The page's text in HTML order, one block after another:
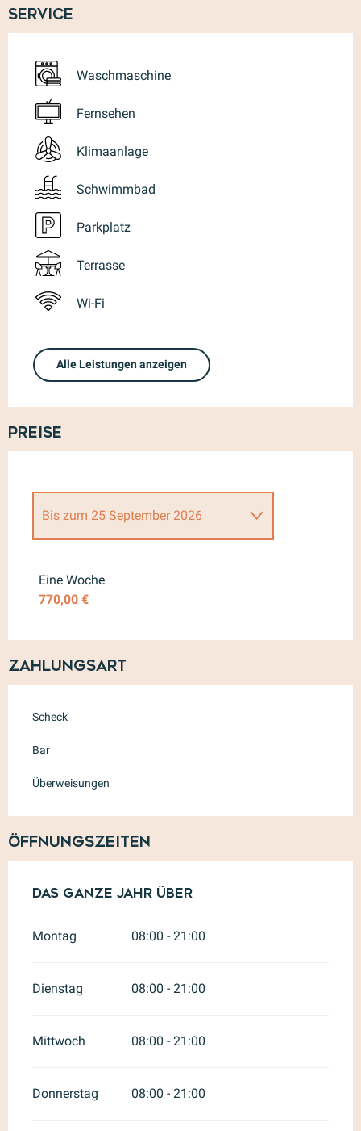
Service
Waschmaschine
Fernsehen
Klimaanlage
Schwimmbad
Parkplatz
Terrasse
Wi-Fi
Alle Leistungen anzeigen
Preise
Bis zum 25 September 2026
ab26 September 2026
Eine Woche
770,00 €
Zahlungsart
Scheck
Bar
Überweisungen
Öffnungszeiten
Das ganze Jahr über
Das ganze Jahr über
Montag 08:00 - 21:00
Dienstag 08:00 - 21:00
Mittwoch 08:00 - 21:00
Donnerstag 08:00 - 21:00